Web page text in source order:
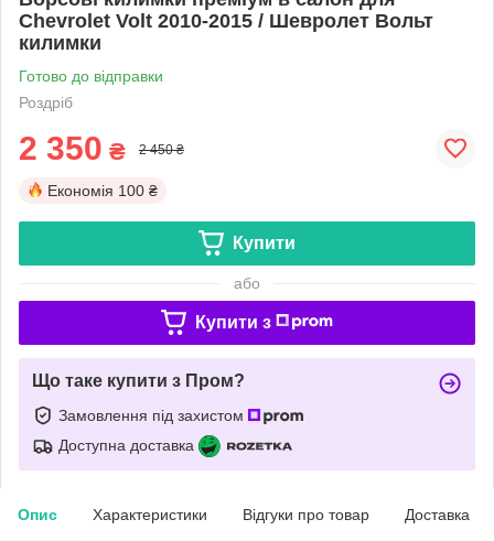
Chevrolet Volt 2010-2015 / Шевролет Вольт
килимки
Готово до відправки
Роздріб
2 350 ₴ 2 450 ₴
Економія 100 ₴
Купити
або
Купити з
Що таке купити з Пром?
Замовлення під захистом
Доступна доставка
Опис Характеристики Відгуки про товар Доставка